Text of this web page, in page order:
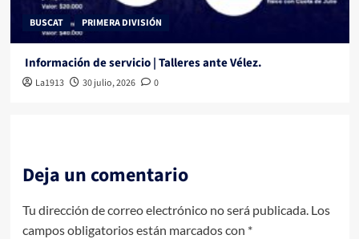
BUSCAT PRIMERA DIVISIÓN
Información de servicio | Talleres ante Vélez.
La1913 30 julio, 2026 0
Deja un comentario
Tu dirección de correo electrónico no será publicada. Los
campos obligatorios están marcados con *